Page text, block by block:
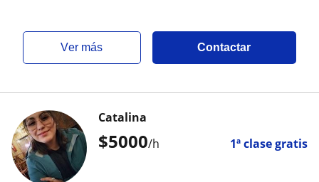
ver más Contactar
$5000/h 1ª clase gratis
Catalina